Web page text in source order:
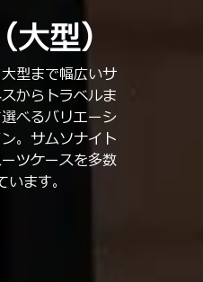
型）
型まで幅広いサ
からトラベルま
べるバリエーシ
。サムソナイト
ツケースを多数
ます。